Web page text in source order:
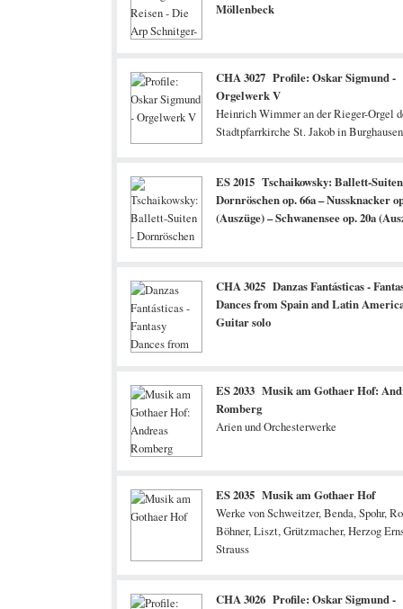
Möllenbeck
CHA 3027 Profile: Oskar Sigmund -
Orgelwerk V
Heinrich Wimmer an der Rieger-Orgel
Stadtpfarrkirche St. Jakob in
ES 2015 Tschaikowsky: Ballett-
Dornröschen op. 66a – Nussknacker
(Auszüge) – Schwanensee op. 20a
CHA 3025 Danzas Fantásticas -
Dances from Spain and Latin
Guitar solo
ES 2033 Musik am Gothaer Hof:
Romberg
Arien und Orchesterwerke
ES 2035 Musik am Gothaer Hof
Werke von Schweitzer, Benda, Spohr,
Böhner, Liszt, Grützmacher, Herzog
Strauss
CHA 3026 Profile: Oskar Sigmund -